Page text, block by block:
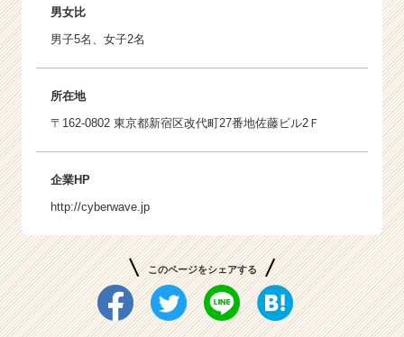
男女比
男子5名、女子2名
所在地
〒162-0802 東京都新宿区改代町27番地佐藤ビル2Ｆ
企業HP
http://cyberwave.jp
このページをシェアする